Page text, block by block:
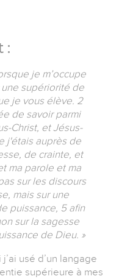
:
je m’occupe
supériorité de
je vous élève. 2
de savoir parmi
Christ, et Jésus-
j'étais auprès de
de crainte, et
ma parole et ma
sur les discours
mais sur une
puissance, 5 afin
sur la sagesse
de Dieu. »
usé d’un langage
supérieure à mes